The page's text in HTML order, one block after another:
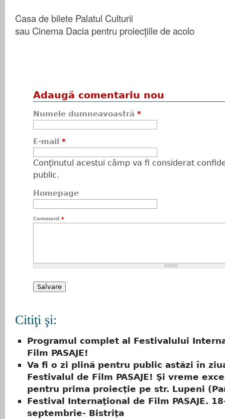
Casa de bilete Palatul Culturii
sau Cinema Dacia pentru proiecţiile de acolo
Adaugă comentariu nou
Numele dumneavoastră *
E-mail *
Conţinutul acestui câmp va fi considerat
public.
Homepage
Comment *
Citiţi şi:
Programul complet al Festivalului
Film PASAJE!
Va fi o zi plină pentru public astăzi în
Festivalul de Film PASAJE! Şi vreme
pentru prima proiecţie pe str. Lupeni
Festival Internaţional de Film PASAJE.
septembrie- Bistriţa